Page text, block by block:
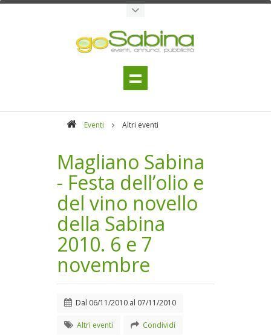
Eventi Altri eventi
Magliano Sabina
- Festa dell’olio e
del vino novello
della Sabina
2010. 6 e 7
novembre
Dal 06/11/2010 al 07/11/2010
Altri eventi Condividi